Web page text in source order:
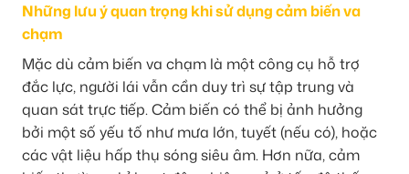
Những lưu ý quan trọng khi sử dụng cảm biến va
chạm
Mặc dù cảm biến va chạm là một công cụ hỗ trợ
đắc lực, người lái vẫn cần duy trì sự tập trung và
quan sát trực tiếp. Cảm biến có thể bị ảnh hưởng
bởi một số yếu tố như mưa lớn, tuyết (nếu có), hoặc
các vật liệu hấp thụ sóng siêu âm. Hơn nữa, cảm